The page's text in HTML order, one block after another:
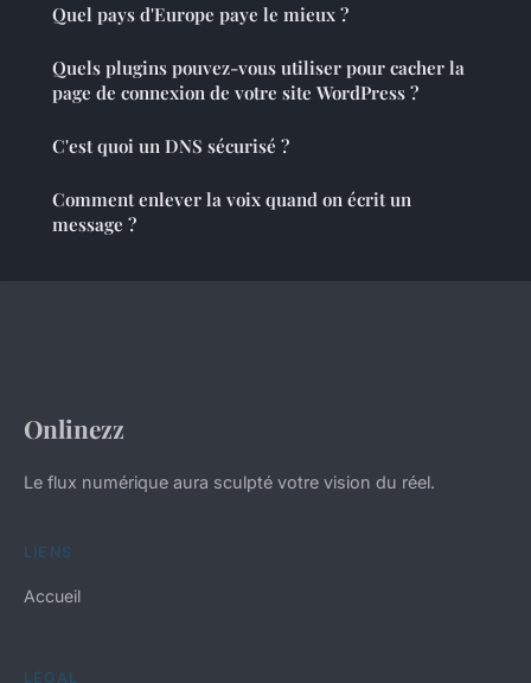
Quel pays d'Europe paye le mieux ?
Quels plugins pouvez-vous utiliser pour cacher la
page de connexion de votre site WordPress ?
C'est quoi un DNS sécurisé ?
Comment enlever la voix quand on écrit un
message ?
Onlinezz
Le flux numérique aura sculpté votre vision du réel.
LIENS
Accueil
LÉGAL